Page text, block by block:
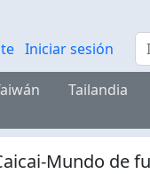
Iniciar sesión
Tailandia
Mundo de